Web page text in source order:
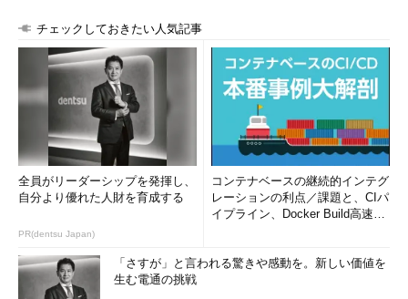
チェックしておきたい人気記事
全員がリーダーシップを発揮し、
自分より優れた人財を育成する
PR(dentsu Japan)
コンテナベースの継続的インテグ
レーションの利点／課題と、CIパ
イプライン、Docker Build高速化
「さすが」と言われる驚きや感動を。新しい価値を
生む電通の挑戦